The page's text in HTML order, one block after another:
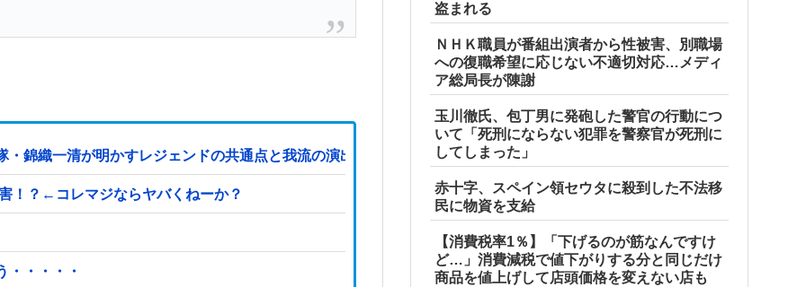
錦織一清が明かすレジェンドの共通点と我流の演出論
！？←コレマジならヤバくねーか？
・・・・・
盗まれる
ＮＨＫ職員が番組出演者から性被害、別職場
への復職希望に応じない不適切対応…メディ
ア総局長が陳謝
玉川徹氏、包丁男に発砲した警官の行動につ
いて「死刑にならない犯罪を警察官が死刑に
してしまった」
赤十字、スペイン領セウタに殺到した不法移
民に物資を支給
【消費税率1％】「下げるのが筋なんですけ
ど…」消費減税で値下がりする分と同じだけ
商品を値上げして店頭価格を変えない店も